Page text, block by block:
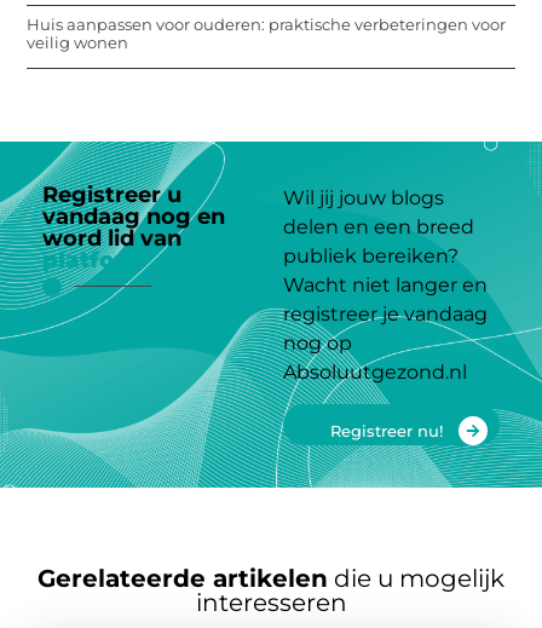
Huis aanpassen voor ouderen: praktische verbeteringen voor
veilig wonen
Registreer u
vandaag nog en
word lid van
platform
Wil jij jouw blogs
delen en een breed
publiek bereiken?
Wacht niet langer en
registreer je vandaag
nog op
Absoluutgezond.nl
Registreer nu!
Gerelateerde artikelen die u mogelijk
interesseren